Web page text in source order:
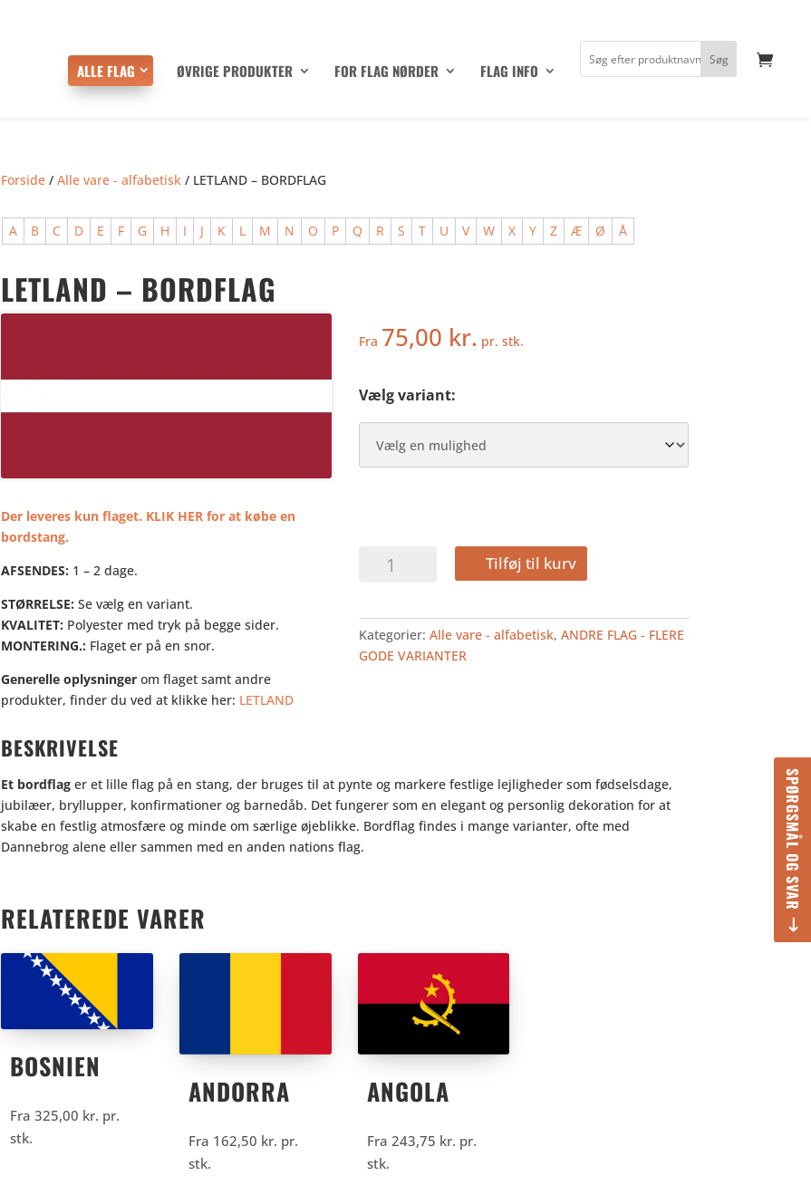
ALLE FLAG ØVRIGE PRODUKTER FOR FLAG NØRDER FLAG INFO
SPØRGSMÅL OG SVAR
Forside /Alle vare - alfabetisk / LETLAND – BORDFLAG
A B C D E F G H I J K L M N O P Q R S T U V W X Y Z Æ Ø Å
LETLAND – BORDFLAG
Der leveres kun flaget. KLIK HER for at købe en
bordstang.
AFSENDES: 1 – 2 dage.
STØRRELSE: Se vælg en variant.
KVALITET: Polyester med tryk på begge sider.
MONTERING.: Flaget er på en snor.
Generelle oplysninger om flaget samt andre
produkter, finder du ved at klikke her: LETLAND
Fra 75,00 kr. pr. stk.
Vælg variant:
LETLAND
antal
Tilføj til kurv
Kategorier:Alle vare - alfabetisk,ANDRE FLAG - FLERE
GODE VARIANTER
BESKRIVELSE
Et bordflag er et lille flag på en stang, der bruges til at pynte og markere festlige lejligheder som fødselsdage,
jubilæer, bryllupper, konfirmationer og barnedåb. Det fungerer som en elegant og personlig dekoration for at
skabe en festlig atmosfære og minde om særlige øjeblikke. Bordflag findes i mange varianter, ofte med
Dannebrog alene eller sammen med en anden nations flag.
RELATEREDE VARER
BOSNIEN
Fra325,00 kr. pr.
stk.
ANDORRA
Fra 162,50 kr. pr.
stk.
ANGOLA
Fra 243,75 kr. pr.
stk.